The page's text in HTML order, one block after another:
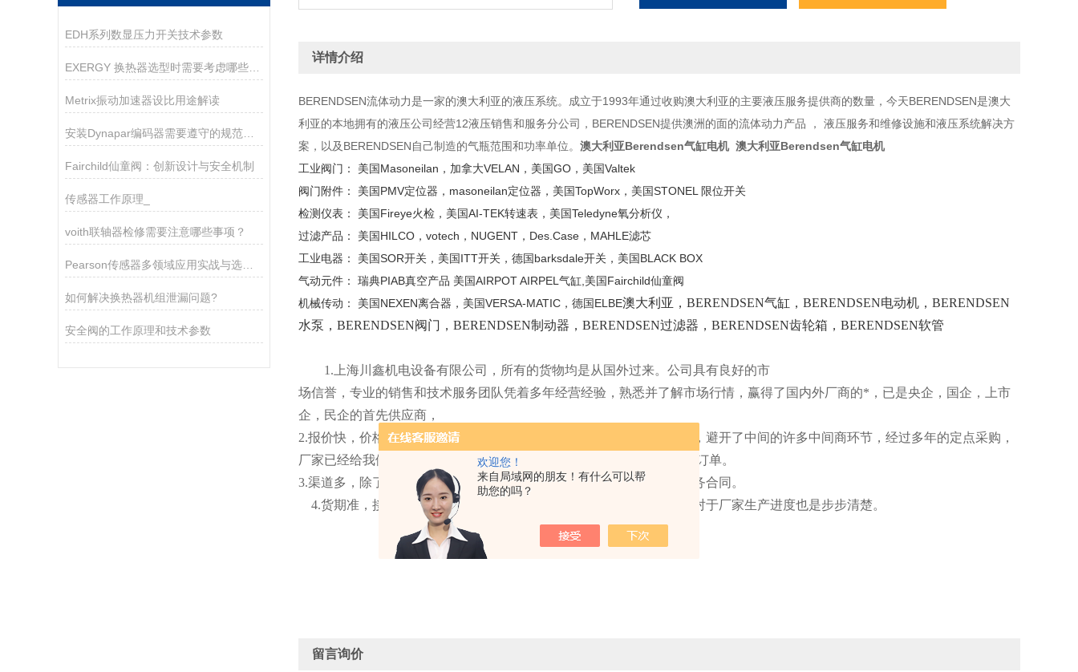
欢迎您！
来自局域网的朋友！有什么可以帮
助您的吗？
EDH系列数显压力开关技术参数
EXERGY 换热器选型时需要考虑哪些因素？
Metrix振动加速器设比用途解读
安装Dynapar编码器需要遵守的规范如下
Fairchild仙童阀：创新设计与安全机制
传感器工作原理_
voith联轴器检修需要注意哪些事项？
Pearson传感器多领域应用实战与选型指南
如何解决换热器机组泄漏问题?
安全阀的工作原理和技术参数
详情介绍
BERENDSEN流体动力是一家的澳大利亚的液压系统。成立于1993年通过收购澳大利亚的主要液压服务提供商的数量，今天BERENDSEN是澳大
利亚的本地拥有的液压公司经营12液压销售和服务分公司，BERENDSEN提供澳洲的面的流体动力产品 ， 液压服务和维修设施和液压系统解决方
案，以及BERENDSEN自己制造的气瓶范围和功率单位。 澳大利亚Berendsen气缸电机 澳大利亚Berendsen气缸电机
工业阀门： 美国Masoneilan，加拿大VELAN，美国GO，美国Valtek
阀门附件： 美国PMV定位器，masoneilan定位器，美国TopWorx，美国STONEL 限位开关
检测仪表： 美国Fireye火检，美国AI-TEK转速表，美国Teledyne氧分析仪，
过滤产品： 美国HILCO，votech，NUGENT，Des.Case，MAHLE滤芯
工业电器： 美国SOR开关，美国ITT开关，德国barksdale开关，美国BLACK BOX
气动元件： 瑞典PIAB真空产品 美国AIRPOT AIRPEL气缸,美国Fairchild仙童阀
机械传动： 美国NEXEN离合器，美国VERSA-MATIC，德国ELBE澳大利亚，BERENDSEN气缸，BERENDSEN电动机，BERENDSEN
水泵，BERENDSEN阀门，BERENDSEN制动器，BERENDSEN过滤器，BERENDSEN齿轮箱，BERENDSEN软管
1. 上海川鑫机电设备有限公司，所有的货物均是从国外过来。公司具有良好的市
场信誉，专业的销售和技术服务团队凭着多年经营经验，熟悉并了解市场行情， 赢得了国内外厂商的* ， 已是央企，国企，上市
企，民企的首先供应商，
2.报价快，价格好。因为我们是直接和国外厂家联系，厂家直接报价的，避开了中间的许多中间商环节，经过多年的定点采购，
厂家已经给我们提供了固定折扣，确保我们给到客户优
的价格，争取订单。
3.渠道多，除了厂之外，我们门公司还跟欧洲许多经销商有着直接的业务合同 。
4.货期准，接到订单后，我们国外采购同事就会—时间同厂家沟通，对于厂家生产进度也是步步清楚。
留言询价